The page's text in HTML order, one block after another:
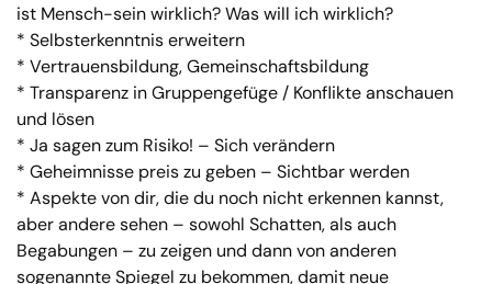
ist Mensch-sein wirklich? Was will ich wirklich?
* Selbsterkenntnis erweitern
* Vertrauensbildung, Gemeinschaftsbildung
* Transparenz in Gruppengefüge / Konflikte anschauen
und lösen
* Ja sagen zum Risiko! – Sich verändern
* Geheimnisse preis zu geben – Sichtbar werden
* Aspekte von dir, die du noch nicht erkennen kannst,
aber andere sehen – sowohl Schatten, als auch
Begabungen – zu zeigen und dann von anderen
sogenannte Spiegel zu bekommen, damit neue